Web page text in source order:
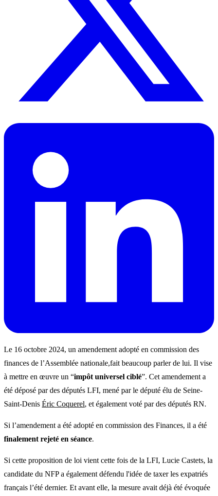
Le 16 octobre 2024, un amendement adopté en commission des
finances de l’Assemblée nationale,fait beaucoup parler de lui. Il vise
à mettre en œuvre un “impôt universel ciblé”. Cet amendement a
été déposé par des députés LFI, mené par le député élu de Seine-
Saint-Denis Éric Coquerel, et également voté par des députés RN.
Si l’amendement a été adopté en commission des Finances, il a été
finalement rejeté en séance.
Si cette proposition de loi vient cette fois de la LFI, Lucie Castets, la
candidate du NFP a également défendu l'idée de taxer les expatriés
français l’été dernier. Et avant elle, la mesure avait déjà été évoquée